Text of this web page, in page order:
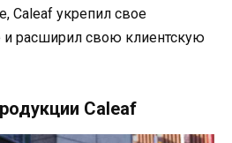
Caleaf укрепил свое
и расширил свою клиентскую
Caleaf